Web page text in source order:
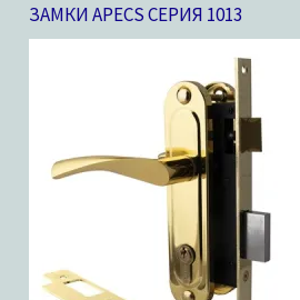
ЗАМКИ APECS СЕРИЯ 1013